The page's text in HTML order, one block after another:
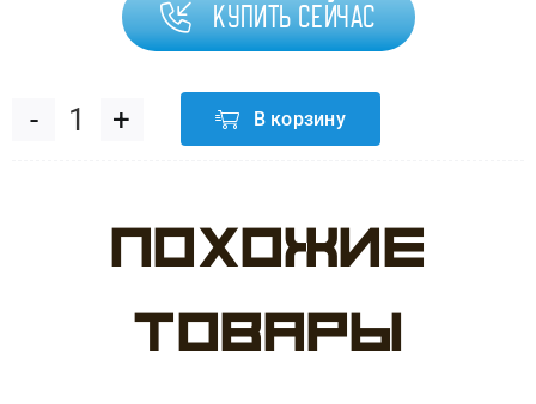
Купить сейчас
Количество
Шар
В корзину
Похожие
товары